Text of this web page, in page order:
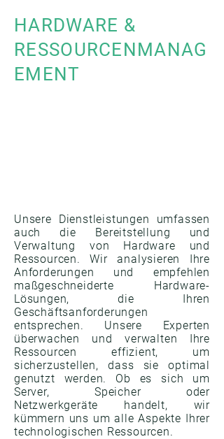
HARDWARE &
RESSOURCENMANAG
EMENT
Unsere Dienstleistungen umfassen
auch die Bereitstellung und
Verwaltung von Hardware und
Ressourcen. Wir analysieren Ihre
Anforderungen und empfehlen
maßgeschneiderte Hardware-
Lösungen, die Ihren
Geschäftsanforderungen
entsprechen. Unsere Experten
überwachen und verwalten Ihre
Ressourcen effizient, um
sicherzustellen, dass sie optimal
genutzt werden. Ob es sich um
Server, Speicher oder
Netzwerkgeräte handelt, wir
kümmern uns um alle Aspekte Ihrer
technologischen Ressourcen.